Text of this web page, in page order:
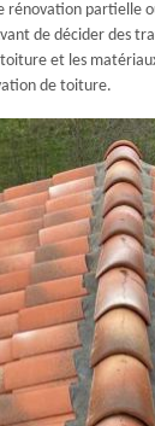
rénovation partielle
de décider des
et les
de toiture.